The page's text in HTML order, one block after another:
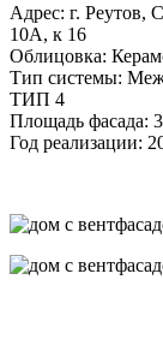
Адрес: г.
10А, к 16
Облицовка:
Тип системы:
ТИП 4
Площадь фасада:
Год реализации: